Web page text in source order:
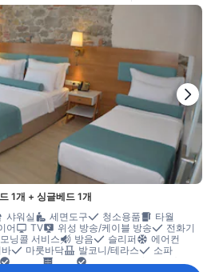
1개 + 싱글베드 1개
샤워실 세면도구 청소용품
타월
어 TV 위성 방송/케이블 방송
전화기
모닝콜 서비스 방음 슬리퍼
에어컨
바 마룻바닥 발코니/테라스
소파
휴지통 옷장
유아용 침대(요청 시)